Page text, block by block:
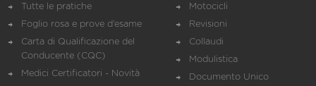
Tutte le pratiche
Foglio rosa e prove d’esame
Carta di Qualificazione del
Conducente (CQC)
Medici Certificatori - Novità
Motocicli
Revisioni
Collaudi
Modulistica
Documento Unico